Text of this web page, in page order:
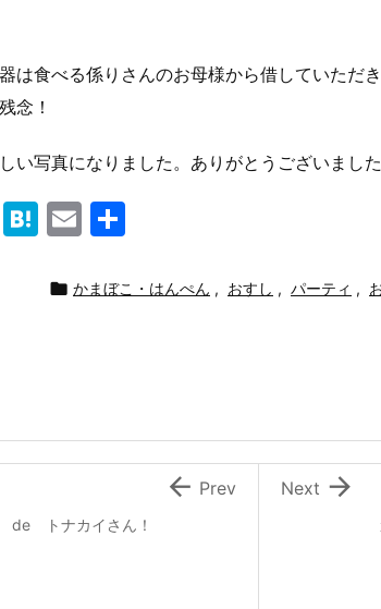
は食べる係りさんのお母様から借していただ
念！
い写真になりました。ありがとうございました
Pi H
e
E
ai
 かまぼこ・はんぺん , おすし , パーティ ,

Next
de トナカイさん！
 Prev